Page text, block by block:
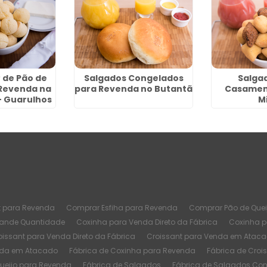
Pão de
na
Guarulhos
Salgados Congelados
para Revenda no Butantã
Revenda Comprar Esfiha para Revenda Comprar Pão de
Quantidade Coxinha para Venda Direto da Fábrica
Coxinha
para Venda Direto da Fábrica Croissant para Venda em
em Atacado Fábrica de Coxinha para Revenda
Fábrica de
para Revenda Fábrica de Salgados Fábrica de Salgados